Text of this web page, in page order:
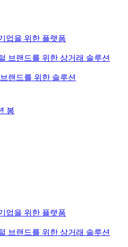
업을 위한 플랫폼
브랜드를 위한 상거래 솔루션
랜드를 위한 솔루션
봄
업을 위한 플랫폼
브랜드를 위한 상거래 솔루션